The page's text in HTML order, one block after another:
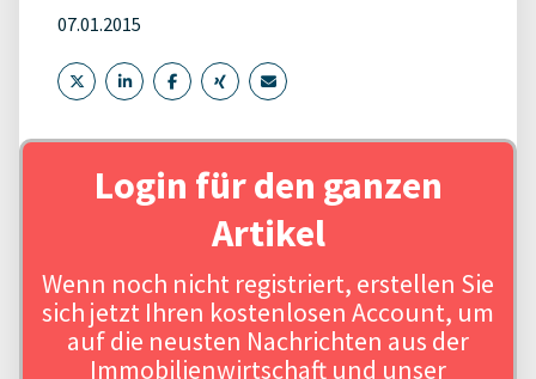
07.01.2015
Login für den ganzen
Artikel
Wenn noch nicht registriert, erstellen Sie
sich jetzt Ihren kostenlosen Account, um
auf die neusten Nachrichten aus der
Immobilienwirtschaft und unser